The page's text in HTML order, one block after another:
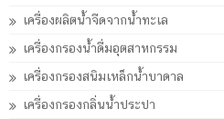
เครื่องผลิตน้ำจืดจากน้ำทะเล
เครื่องกรองน้ำดื่มอุตสาหกรรม
เครื่องกรองสนิมเหล็กน้ำบาดาล
เครื่องกรองกลิ่นน้ำประปา